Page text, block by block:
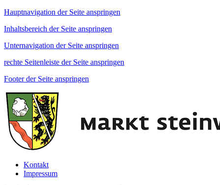
Hauptnavigation der Seite anspringen
Inhaltsbereich der Seite anspringen
Unternavigation der Seite anspringen
rechte Seitenleiste der Seite anspringen
Footer der Seite anspringen
Kontakt
Impressum